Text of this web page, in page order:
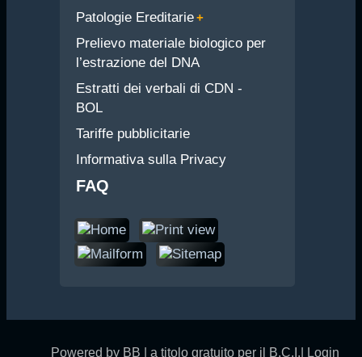
Patologie Ereditarie
Prelievo materiale biologico per
l’estrazione del DNA
Estratti dei verbali di CDN -
BOL
Tariffe pubblicitarie
Informativa sulla Privacy
FAQ
Powered by BB | a titolo gratuito per il B.C.I.| Login